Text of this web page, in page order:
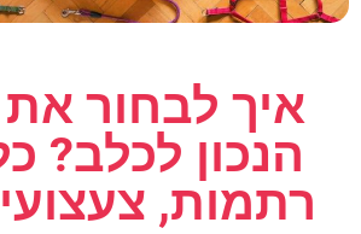
איך לבחור את
הנכון לכלב?
רתמות,